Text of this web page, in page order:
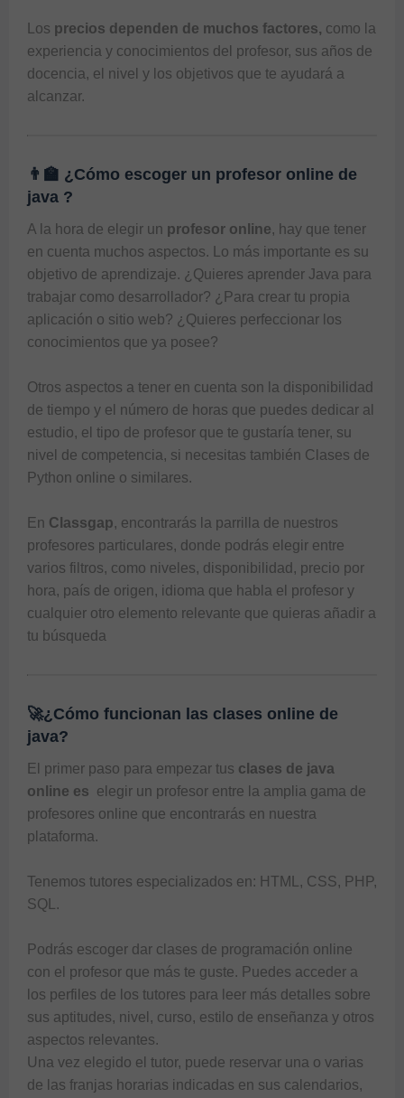
Los precios dependen de muchos factores, como la
experiencia y conocimientos del profesor, sus años de
docencia, el nivel y los objetivos que te ayudará a
alcanzar.
👨‍🏫 ¿Cómo escoger un profesor online de
java ?
A la hora de elegir un profesor online, hay que tener
en cuenta muchos aspectos. Lo más importante es su
objetivo de aprendizaje. ¿Quieres aprender Java para
trabajar como desarrollador? ¿Para crear tu propia
aplicación o sitio web? ¿Quieres perfeccionar los
conocimientos que ya posee?
Otros aspectos a tener en cuenta son la disponibilidad
de tiempo y el número de horas que puedes dedicar al
estudio, el tipo de profesor que te gustaría tener, su
nivel de competencia, si necesitas también Clases de
Python online o similares.
En Classgap, encontrarás la parrilla de nuestros
profesores particulares, donde podrás elegir entre
varios filtros, como niveles, disponibilidad, precio por
hora, país de origen, idioma que habla el profesor y
cualquier otro elemento relevante que quieras añadir a
tu búsqueda
🚀¿Cómo funcionan las clases online de
java?
El primer paso para empezar tus clases de java
online es elegir un profesor entre la amplia gama de
profesores online que encontrarás en nuestra
plataforma.
Tenemos tutores especializados en: HTML , CSS, PHP
SQL
.
Podrás escoger dar clases de programación online
con el profesor que más te guste. Puedes acceder a
los perfiles de los tutores para leer más detalles sobre
sus aptitudes, nivel, curso, estilo de enseñanza y otros
aspectos relevantes.
Una vez elegido el tutor, puede reservar una o varias
de las franjas horarias indicadas en sus calendarios,